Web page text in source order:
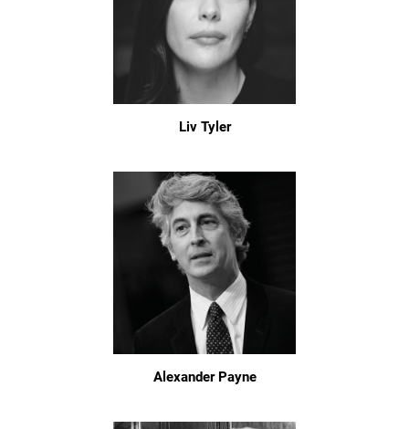
Liv Tyler
Alexander Payne